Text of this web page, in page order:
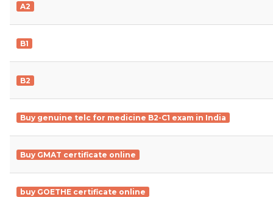
A2
B1
B2
Buy genuine telc for medicine B2-C1 exam in India
Buy GMAT certificate online
buy GOETHE certificate online